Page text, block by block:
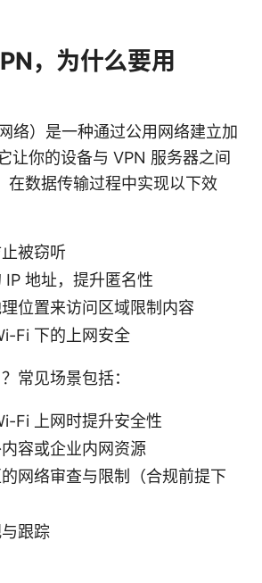
，为什么要用
络）是一种通过公用网络建立加
让你的设备与 VPN 服务器之间
在数据传输过程中实现以下效
被窃听
IP 地址，提升匿名性
位置来访问区域限制内容
Fi 下的上网安全
常见场景包括：
Fi 上网时提升安全性
容或企业内网资源
网络审查与限制（合规前提下
跟踪